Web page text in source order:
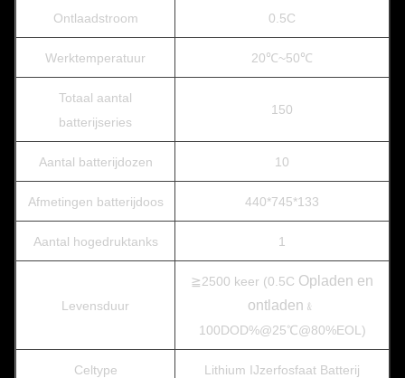
Ontlaadstroom 0.5C
Werktemperatuur 20℃~50℃
Totaal aantal
batterijseries
150
Aantal batterijdozen 10
Afmetingen batterijdoos 440*745*133
Aantal hogedruktanks 1
Levensduur
≧2500 keer (0.5C Opladen en
ontladen ﹠
100DOD%@25℃@80%EOL)
Celtype Lithium IJzerfosfaat Batterij